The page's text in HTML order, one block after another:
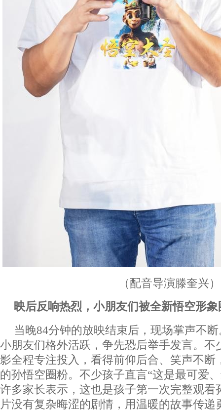
（配音导演滕奎兴）
映后反响热烈，小朋友们被全新悟空形象
当晚84分钟的放映结束后，现场掌声不
小朋友们格外活跃，争先恐后举手发言。不
影全程专注投入，看得前仰后合、笑声不断
的孙悟空圈粉。不少孩子直言“这是最可爱
许多家长表示，这也是孩子第一次完整观看
片没有复杂晦涩的剧情，用温暖的故事传递